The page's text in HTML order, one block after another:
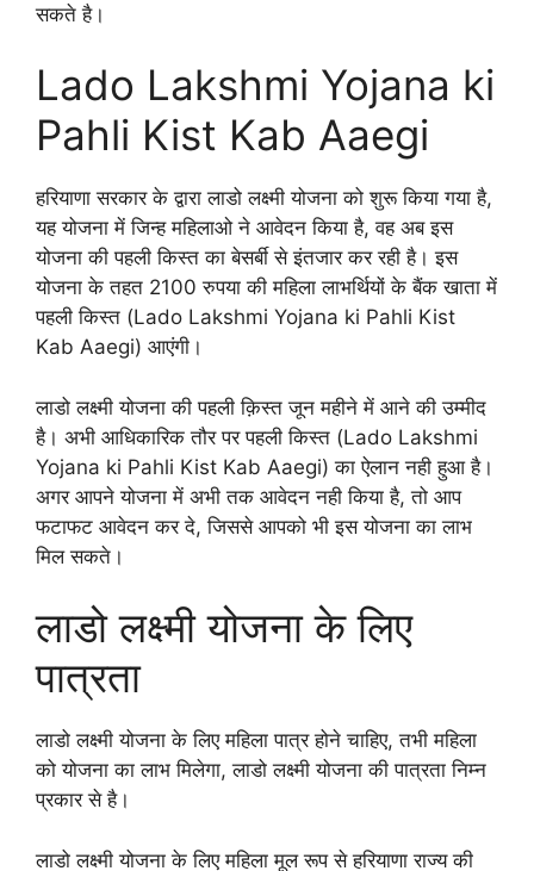
सकते है।
Lado Lakshmi Yojana ki
Pahli Kist Kab Aaegi
हरियाणा सरकार के द्वारा लाडो लक्ष्मी योजना को शुरू किया गया है,
यह योजना में जिन्ह महिलाओ ने आवेदन किया है, वह अब इस
योजना की पहली किस्त का बेसर्बी से इंतजार कर रही है। इस
योजना के तहत 2100 रुपया की महिला लाभर्थियों के बैंक खाता में
पहली किस्त (Lado Lakshmi Yojana ki Pahli Kist
Kab Aaegi) आएंगी।
लाडो लक्ष्मी योजना की पहली क़िस्त जून महीने में आने की उम्मीद
है। अभी आधिकारिक तौर पर पहली किस्त (Lado Lakshmi
Yojana ki Pahli Kist Kab Aaegi) का ऐलान नही हुआ है।
अगर आपने योजना में अभी तक आवेदन नही किया है, तो आप
फटाफट आवेदन कर दे, जिससे आपको भी इस योजना का लाभ
मिल सकते।
लाडो लक्ष्मी योजना के लिए
पात्रता
लाडो लक्ष्मी योजना के लिए महिला पात्र होने चाहिए, तभी महिला
को योजना का लाभ मिलेगा, लाडो लक्ष्मी योजना की पात्रता निम्न
प्रकार से है।
लाडो लक्ष्मी योजना के लिए महिला मूल रूप से हरियाणा राज्य की